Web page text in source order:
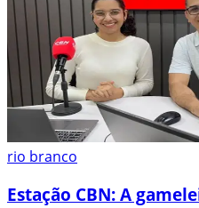
rio branco
Estação CBN: A